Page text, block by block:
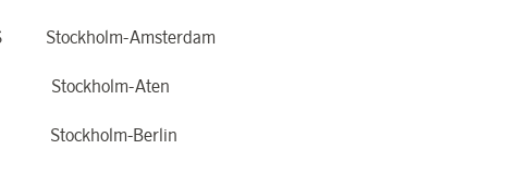
Stockholm-Amsterdam
Stockholm-Aten
Stockholm-Berlin